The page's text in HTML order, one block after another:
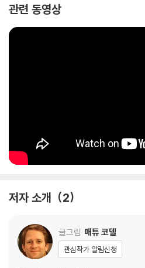
관련 동영상
저자 소개 2
글그림 매튜 코델
관심작가 알림신청